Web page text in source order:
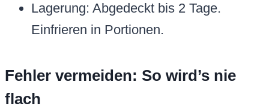
Lagerung: Abgedeckt bis 2 Tage.
Einfrieren in Portionen.
Fehler vermeiden: So wird’s nie
flach